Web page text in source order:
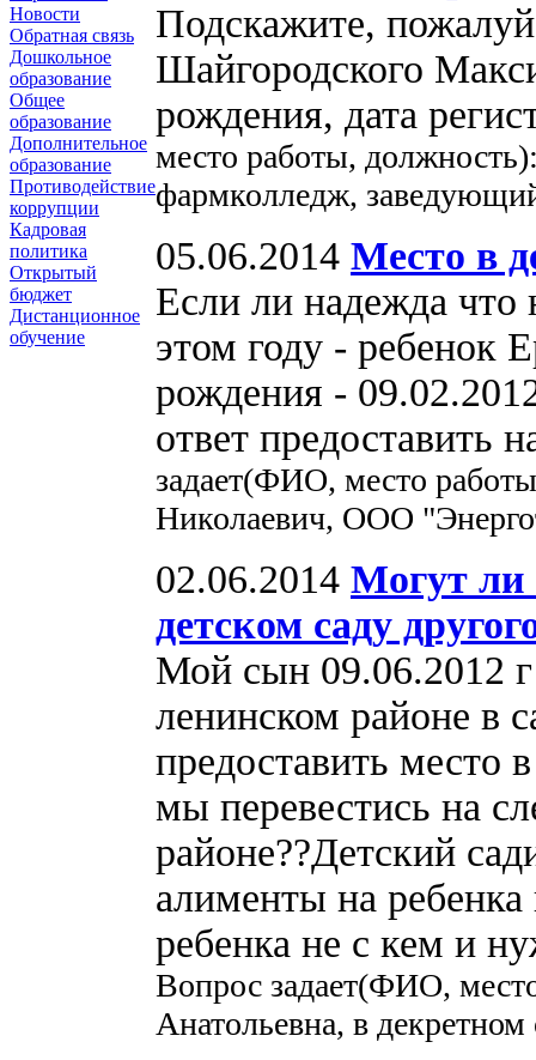
Новости
Обратная связь
Дошкольное
образование
Общее
образование
Дополнительное
образование
Противодействие
коррупции
Кадровая
политика
Открытый
бюджет
Дистанционное
обучение
Подскажите,
Шайгородского
рождения, дата
место работы,
фармколледж,
05.06.2014 Место в
Если ли надежда что
этом году - ребенок
рождения -
ответ предоставить
задает(ФИО, место
Николаевич, ООО
02.06.2014 Могут ли
детском саду
Мой сын 09.06.2012 г
ленинском районе в
предоставить место
мы перевестись на
районе??Детский
алименты на
ребенка не с кем и
Вопрос задает(ФИО,
Анатольевна, в декретном